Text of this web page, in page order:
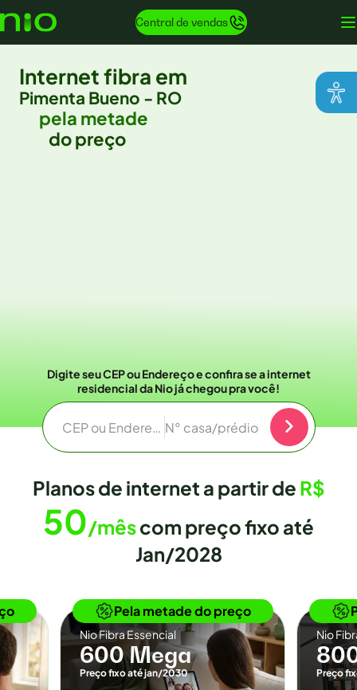
Central de vendas
Internet fibra em
Pimenta Bueno - RO
pela metade
do preço
Digite seu CEP ou Endereço e confira se a internet
residencial da Nio já chegou pra você!
CEP ou EndereçoN° casa/prédio
Planos de internet a partir de R$
50/mêscom preço fixo até
Jan/2028
Novidade
Nio Fibra Essencial
600 Mega
Preço fixo até jan/2030
Pela metade do preço
Nio
Preço